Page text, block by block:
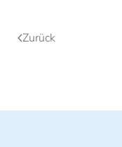
Zurück